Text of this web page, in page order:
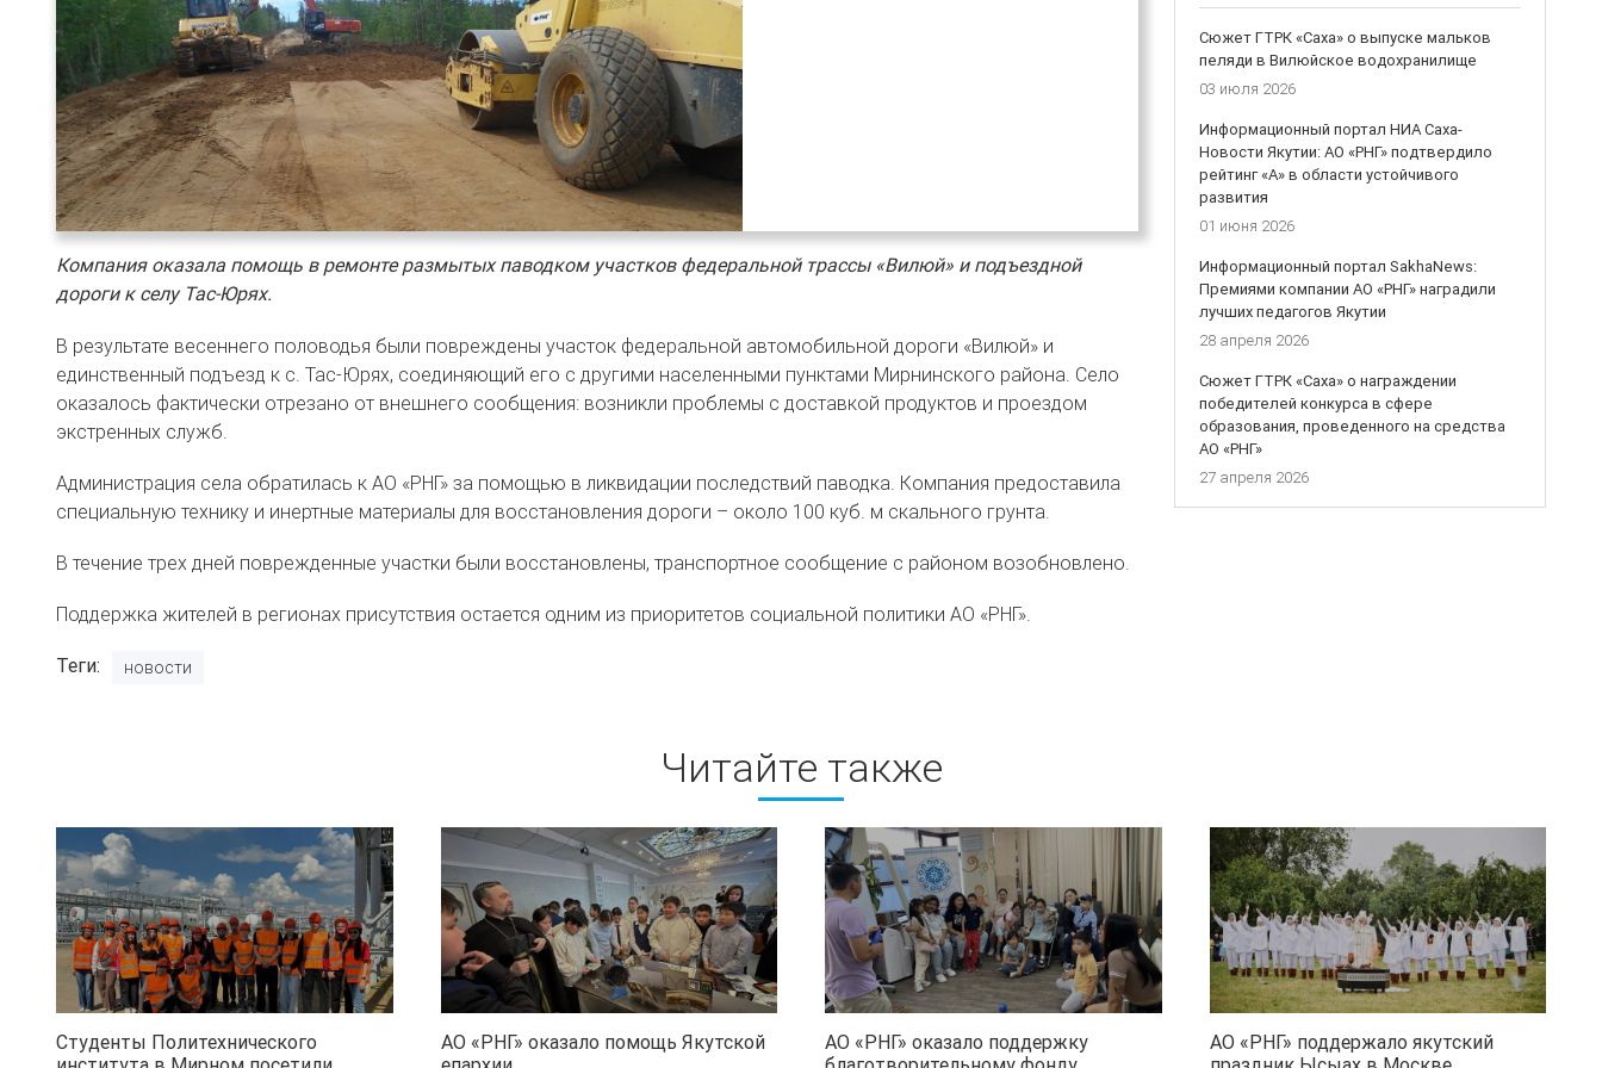
Компания оказала помощь в ремонте размытых паводком участков федеральной трассы «Вилюй» и подъездной
дороги к селу Тас-Юрях.
В результате весеннего половодья были повреждены участок федеральной автомобильной дороги «Вилюй» и
единственный подъезд к с. Тас-Юрях, соединяющий его с другими населенными пунктами Мирнинского района. Село
оказалось фактически отрезано от внешнего сообщения: возникли проблемы с доставкой продуктов и проездом
экстренных служб.
Администрация села обратилась к АО «РНГ» за помощью в ликвидации последствий паводка. Компания предоставила
специальную технику и инертные материалы для восстановления дороги – около 100 куб. м скального грунта.
В течение трех дней поврежденные участки были восстановлены, транспортное сообщение с районом возобновлено.
Поддержка жителей в регионах присутствия остается одним из приоритетов социальной политики АО «РНГ».
Теги новости
Сюжет ГТРК «Саха» о выпуске мальков
пеляди в Вилюйское водохранилище
03 июля 2026
Информационный портал НИА Саха-
Новости Якутии: АО «РНГ» подтвердило
рейтинг «А» в области устойчивого
развития
01 июня 2026
Информационный портал SakhaNews:
Премиями компании АО «РНГ» наградили
лучших педагогов Якутии
28 апреля 2026
Сюжет ГТРК «Саха» о награждении
победителей конкурса в сфере
образования, проведенного на средства
АО «РНГ»
27 апреля 2026
Читайте также
Студенты Политехнического
АО «РНГ» оказало помощь Якутской
АО «РНГ» оказало поддержку
АО «РНГ» поддержало якутский